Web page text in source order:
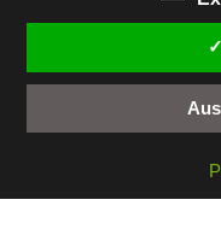
FACEBOOK
© cookiteasy.at by Simone